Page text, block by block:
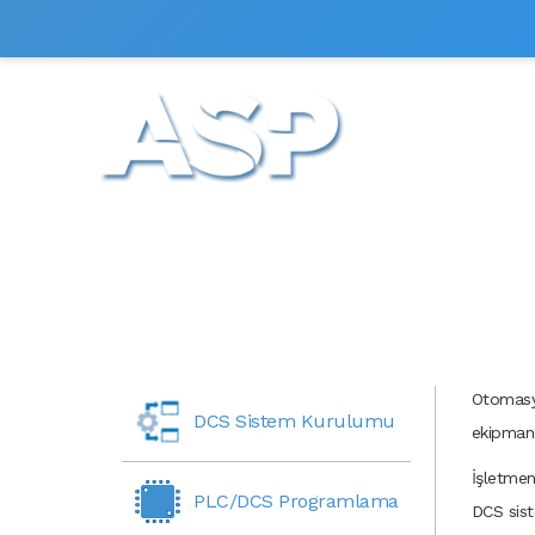
DCS Sistem Kurulumu
PLC/DCS Programlama
DCS